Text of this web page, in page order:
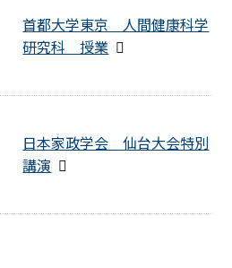
首都大学東京 人間健康科学
研究科 授業
日本家政学会 仙台大会特別
講演